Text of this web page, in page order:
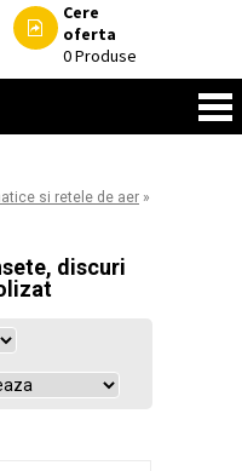
Cere
oferta
0Produse
si retele de aer »
discuri